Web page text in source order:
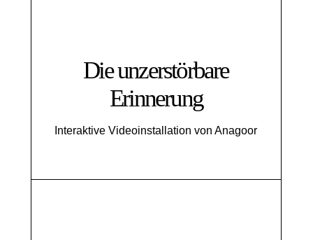
Die unzerstörbare
Erinnerung
Interaktive Videoinstallation von Anagoor